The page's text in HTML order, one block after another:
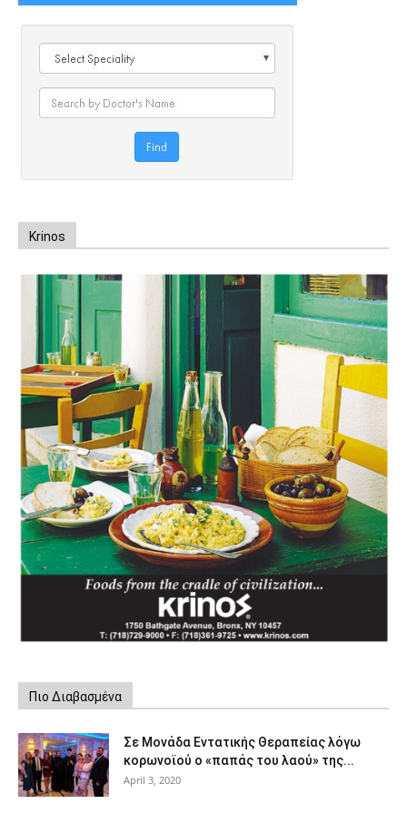
Krinos
Πιο Διαβασμένα
Σε Μονάδα Εντατικής Θεραπείας λόγω
κορωνοϊού ο «παπάς του λαού» της...
April 3, 2020